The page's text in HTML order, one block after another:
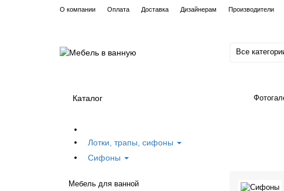
О компании Оплата Доставка Дизайнерам Производители
Все
Каталог
Лотки, трапы, сифоны
Сифоны
Мебель для ванной